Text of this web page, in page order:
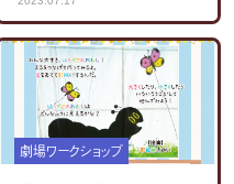
劇場ワークショップ